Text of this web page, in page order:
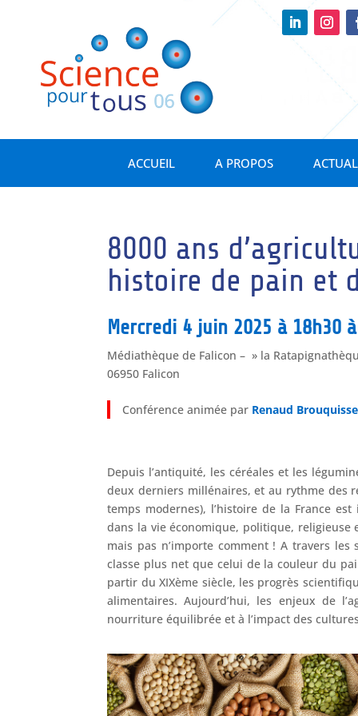
ACCUEIL A PROPOS
8000 ans
histoire de pain et
Mercredi 4 juin 2025 à 18h30
Médiathèque de Falicon – » la
06950 Falicon
Conférence animée par Renaud Brouquisse
Depuis l’antiquité, les céréales et les
deux derniers millénaires, et au rythme des
temps modernes), l’histoire de la France
dans la vie économique, politique,
mais pas n’importe comment ! A travers
classe plus net que celui de la couleur du
partir du XIXème siècle, les progrès
alimentaires. Aujourd’hui, les enjeux de
nourriture équilibrée et à l’impact des